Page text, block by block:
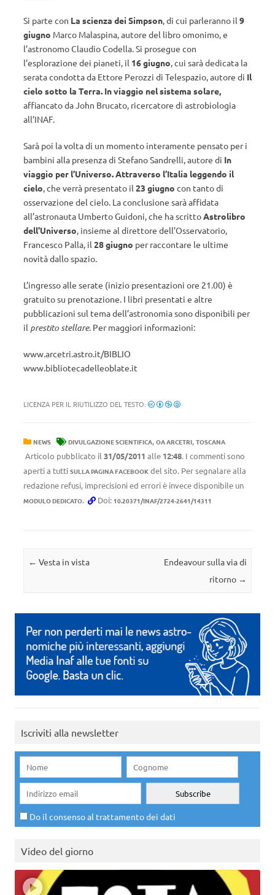
Si parte con La scienza dei Simpson, di cui parleranno il 9
giugno Marco Malaspina, autore del libro omonimo, e
l’astronomo Claudio Codella. Si prosegue con
l’esplorazione dei pianeti, il 16 giugno, cui sarà dedicata la
serata condotta da Ettore Perozzi di Telespazio, autore di Il
cielo sotto la Terra. In viaggio nel sistema solare,
affiancato da John Brucato, ricercatore di astrobiologia
all’INAF.
Sarà poi la volta di un momento interamente pensato per i
bambini alla presenza di Stefano Sandrelli, autore di In
viaggio per l’Universo. Attraverso l’Italia leggendo il
cielo, che verrà presentato il 23 giugno con tanto di
osservazione del cielo. La conclusione sarà affidata
all’astronauta Umberto Guidoni, che ha scrittoAstrolibro
dell’Universo, insieme al direttore dell’Osservatorio,
Francesco Palla, il 28 giugno per raccontare le ultime
novità dallo spazio.
L’ingresso alle serate (inizio presentazioni ore 21.00) è
gratuito su prenotazione. I libri presentati e altre
pubblicazioni sul tema dell’astronomia sono disponibili per
il prestito stellare. Per maggiori informazioni:
www.arcetri.astro.it/BIBLIO
www.bibliotecadelleoblate.it
LICENZA PER IL RIUTILIZZO DEL TESTO:
NEWS DIVULGAZIONE SCIENTIFICA, OA ARCETRI, TOSCANA
Articolo pubblicato il 31/05/2011 alle 12:48. I commenti sono
aperti a tutti SULLA PAGINA FACEBOOK del sito. Per segnalare alla
redazione refusi, imprecisioni ed errori è invece disponibile un
MODULO DEDICATO. Doi: 10.20371/INAF/2724-2641/14311
Navigazione articolo
← Vesta in vista
Endeavour sulla via di
ritorno →
Iscriviti alla newsletter
Do il consenso al trattamento dei dati
Video del giorno